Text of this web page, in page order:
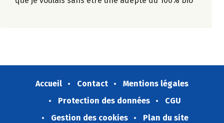
Accueil Contact
Mentions légales
Protection des données
CGU
Gestion des cookies
Plan du site